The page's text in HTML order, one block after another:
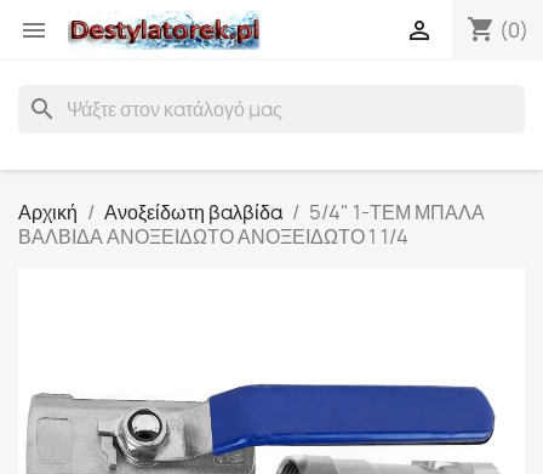
 shopping_cart (0)

search
Αρχική Ανοξείδωτη βαλβίδα
5/4" 1-ΤΕΜ ΜΠΑΛΑ
ΒΑΛΒΙΔΑ ΑΝΟΞΕΙΔΩΤΟ ΑΝΟΞΕΙΔΩΤΟ 1 1/4